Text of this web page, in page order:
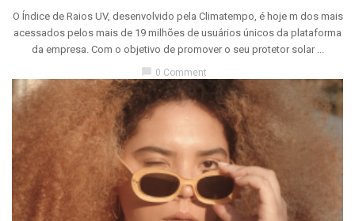
O Índice de Raios UV, desenvolvido pela Climatempo, é hoje m dos mais
acessados pelos mais de 19 milhões de usuários únicos da plataforma
da empresa. Com o objetivo de promover o seu protetor solar ...
chat_bubble 0 Comment